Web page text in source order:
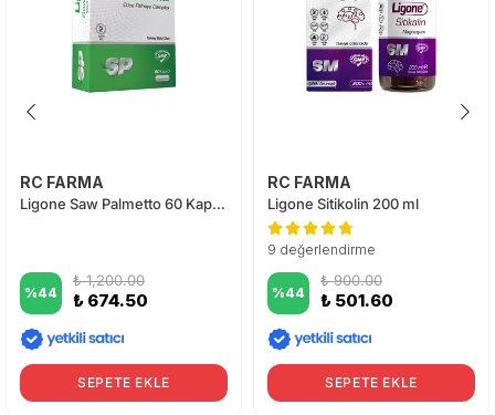
RC FARMA
Ligone Saw Palmetto 60 Kapsül
%44
₺ 1,200.00
₺ 674.50
SEPETE EKLE
RC FARMA
Ligone Sitikolin 200 ml
9 değerlendirme
%44
₺ 900.00
₺ 501.60
SEPETE EKLE